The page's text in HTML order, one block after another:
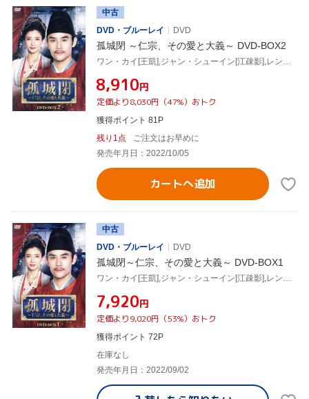
中古
DVD・ブルーレイ
DVD
孤城閉 ～仁宗、その愛と大義～ DVD-BOX2
ワン・カイ[王凱],ジャン・シューイン[江疎影],レン・ミン[任敏],ビエン・チェン[辺程],ワン・チューラン[王楚然]
¥8,910円
定価より8,030円（47%）おトク
獲得ポイント 81P
残り1点
ご注文はお早めに
発売年月日：2022/10/05
カートへ追加
中古
DVD・ブルーレイ
DVD
孤城閉～仁宗、その愛と大義～ DVD-BOX1
ワン・カイ[王凱],ジャン・シューイン[江疎影],レン・ミン[任敏],ビエン・チェン[辺程],ワン・チューラン[王楚然]
¥7,920円
定価より9,020円（53%）おトク
獲得ポイント 72P
在庫なし
発売年月日：2022/09/02